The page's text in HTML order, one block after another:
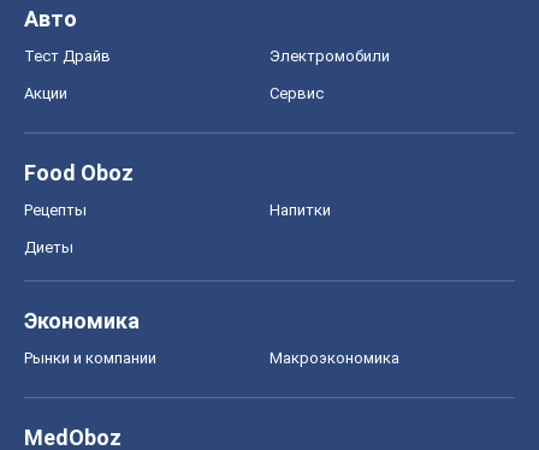
Авто
Тест Драйв Электромобили
Акции Сервис
Food Oboz
Рецепты Напитки
Диеты
Экономика
Рынки и компании Mакроэкономика
MedOboz